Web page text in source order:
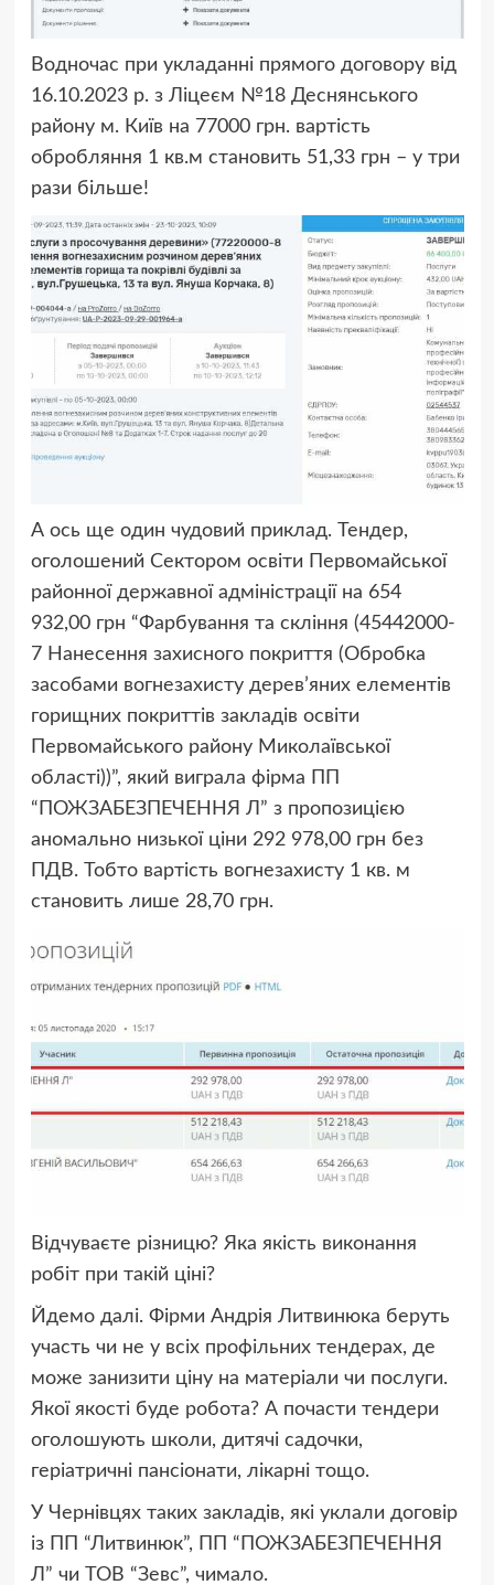
Водночас при укладанні прямого договору від
16.10.2023 р. з Ліцеєм №18 Деснянського
району м. Київ на 77000 грн. вартість
обробляння 1 кв.м становить 51,33 грн – у три
рази більше!
А ось ще один чудовий приклад. Тендер,
оголошений Сектором освіти Первомайської
районної державної адміністрації на 654
932,00 грн “Фарбування та скління (45442000-
7 Нанесення захисного покриття (Обробка
засобами вогнезахисту дерев’яних елементів
горищних покриттів закладів освіти
Первомайського району Миколаївської
області))”, який виграла фірма ПП
“ПОЖЗАБЕЗПЕЧЕННЯ Л” з пропозицією
аномально низької ціни 292 978,00 грн без
ПДВ. Тобто вартість вогнезахисту 1 кв. м
становить лише 28,70 грн.
Відчуваєте різницю? Яка якість виконання
робіт при такій ціні?
Йдемо далі. Фірми Андрія Литвинюка беруть
участь чи не у всіх профільних тендерах, де
може занизити ціну на матеріали чи послуги.
Якої якості буде робота? А почасти тендери
оголошують школи, дитячі садочки,
геріатричні пансіонати, лікарні тощо.
У Чернівцях таких закладів, які уклали договір
із ПП “Литвинюк”, ПП “ПОЖЗАБЕЗПЕЧЕННЯ
Л” чи ТОВ “Зевс”, чимало.